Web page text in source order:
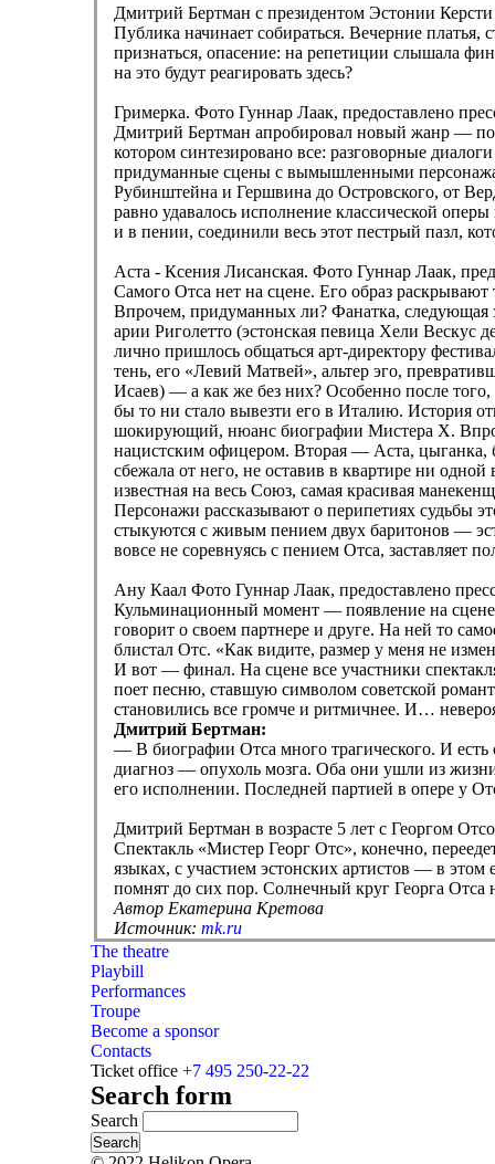
Дмитрий Бертман с президентом Эстонии
Публика начинает собираться. Вечерние
признаться, опасение: на репетиции слышала
на это будут реагировать здесь?
Гримерка. Фото Гуннар Лаак, предоставлено
Дмитрий Бертман апробировал новый жанр —
котором синтезировано все: разговорные
придуманные сцены с вымышленными
Рубинштейна и Гершвина до Островского, от
равно удавалось исполнение классической
и в пении, соединили весь этот пестрый пазл,
Аста - Ксения Лисанская. Фото Гуннар Лаак,
Самого Отса нет на сцене. Его образ
Впрочем, придуманных ли? Фанатка, следующая
арии Риголетто (эстонская певица Хели Вескус
лично пришлось общаться арт-директору
тень, его «Левий Матвей», альтер эго,
Исаев) — а как же без них? Особенно после того,
бы то ни стало вывезти его в Италию. История
шокирующий, нюанс биографии Мистера Х.
нацистским офицером. Вторая — Аста, цыганка,
сбежала от него, не оставив в квартире ни
известная на весь Союз, самая красивая
Персонажи рассказывают о перипетиях судьбы
стыкуются с живым пением двух баритонов —
вовсе не соревнуясь с пением Отса, заставляет
Ану Каал Фото Гуннар Лаак, предоставлено
Кульминационный момент — появление на
говорит о своем партнере и друге. На ней то
блистал Отс. «Как видите, размер у меня не
И вот — финал. На сцене все участники
поет песню, ставшую символом советской
становились все громче и ритмичнее. И…
Дмитрий Бертман:
— В биографии Отса много трагического. И
диагноз — опухоль мозга. Оба они ушли из
его исполнении. Последней партией в опере у
Дмитрий Бертман в возрасте 5 лет с Георгом
Спектакль «Мистер Георг Отс», конечно,
языках, с участием эстонских артистов — в
помнят до сих пор. Солнечный круг Георга Отса
Автор Екатерина Кретова
Источник: mk.ru
The theatre
Playbill
Performances
Troupe
Become a sponsor
Contacts
Ticket office +7 495 250-22-22
Search form
Search